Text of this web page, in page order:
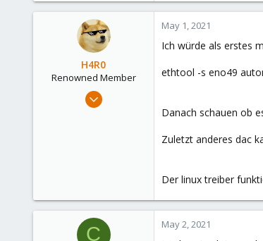
H4R0
Renowned Member
Apr 5, 2020
May 1, 2021
Ich würde als erstes
ethtool -s eno49
Danach schauen ob
Zuletzt anderes dac
Der linux treiber
C May 2, 2021